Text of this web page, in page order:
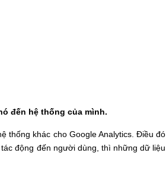
đến hệ thống của mình.
thống khác cho Google Analytics. Điều đó
động đến người dùng, thì những dữ liệu